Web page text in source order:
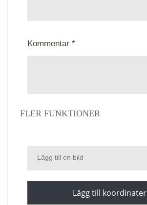
Kommentar *
FLER FUNKTIONER
Lägg till en bild
Lägg till koordinater